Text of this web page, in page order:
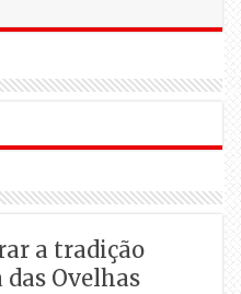
a tradição
Ovelhas